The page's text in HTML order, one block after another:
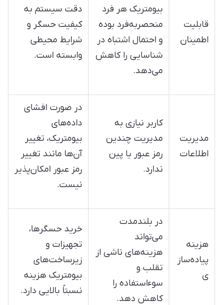
قابلیت
اطمینان
بیومتریک هر فرد
منحصربه‌فرد بوده
و احتمال اشتباه در
شناسایی را کاهش
می‌دهد.
دقت سیستم به
کیفیت حسگر و
شرایط محیطی
وابسته است.
مدیریت
اطلاعات
کاربر نیازی به
مدیریت چندین
رمز عبور یا پین
ندارد.
در صورت افشای
داده‌های
بیومتریک، تغییر
آن‌ها مانند تغییر
رمز عبور امکان‌پذیر
نیست.
هزینه
پیاده‌ساز
ی
در بلندمدت
می‌تواند
هزینه‌های ناشی از
تقلب و
سوءاستفاده را
کاهش دهد.
خرید حسگرها،
تجهیزات و
زیرساخت‌های
بیومتریک هزینه
نسبتاً بالایی دارد.